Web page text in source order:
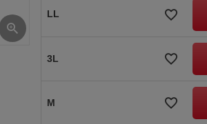
LL
3L
M